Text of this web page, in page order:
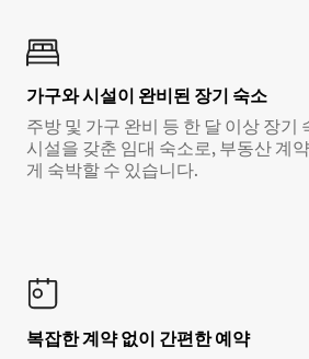
가구와 시설이 완비된 장기 숙소
주방 및 가구 완비 등 한 달 이상 장기
시설을 갖춘 임대 숙소로, 부동산 계
게 숙박할 수 있습니다.
복잡한 계약 없이 간편한 예약